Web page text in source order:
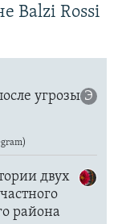
Balzi Rossi